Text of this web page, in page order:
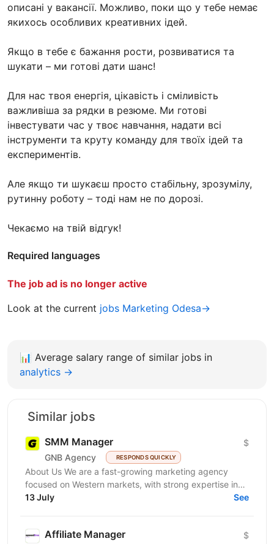
описані у вакансії. Можливо, поки що у тебе немає
якихось особливих креативних ідей.
Якщо в тебе є бажання рости, розвиватися та
шукати – ми готові дати шанс!
Для нас твоя енергія, цікавість і сміливість
важливіша за рядки в резюме. Ми готові
інвестувати час у твоє навчання, надати всі
інструменти та круту команду для твоїх ідей та
експериментів.
Але якщо ти шукаєш просто стабільну, зрозумілу,
рутинну роботу – тоді нам не по дорозі.
Чекаємо на твій відгук!
Required languages
The job ad is no longer active
Look at the current jobs Marketing Odesa→
📊 Average salary range of similar jobs in
analytics →
Similar jobs
SMM Manager
GNB Agency RESPONDS QUICKLY
$
About Us We are a fast-growing marketing agency
focused on Western markets, with strong expertise in
cryptocurrency, gambling, and betting. We work with...
13 July See
Affiliate Manager $